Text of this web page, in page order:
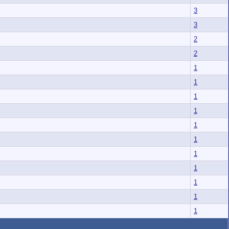
3
3
2
2
1
1
1
1
1
1
1
1
1
1
1